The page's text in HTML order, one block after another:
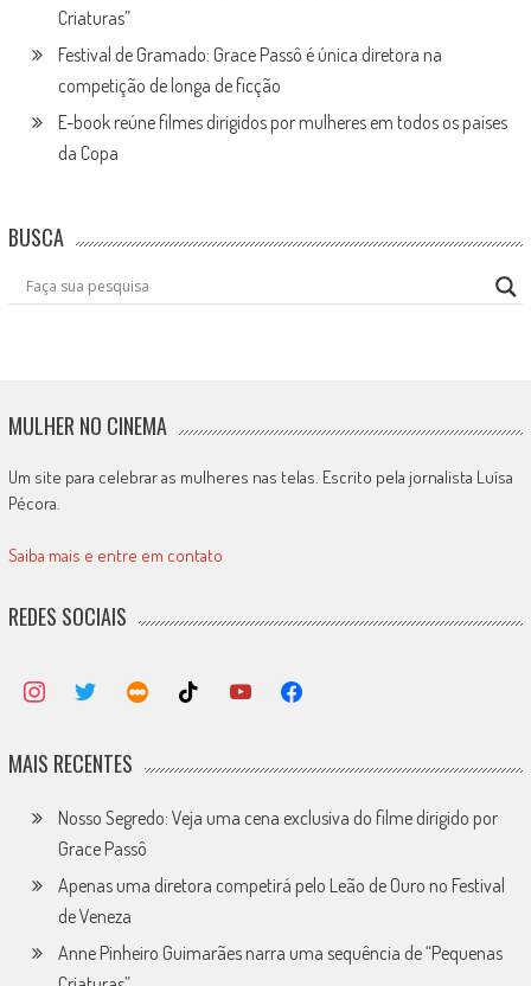
Criaturas”
Festival de Gramado: Grace Passô é única diretora na
competição de longa de ficção
E-book reúne filmes dirigidos por mulheres em todos os países
da Copa
BUSCA
MULHER NO CINEMA
Um site para celebrar as mulheres nas telas. Escrito pela jornalista Luísa
Pécora.
Saiba mais e entre em contato
REDES SOCIAIS
MAIS RECENTES
Nosso Segredo: Veja uma cena exclusiva do filme dirigido por
Grace Passô
Apenas uma diretora competirá pelo Leão de Ouro no Festival
de Veneza
Anne Pinheiro Guimarães narra uma sequência de “Pequenas